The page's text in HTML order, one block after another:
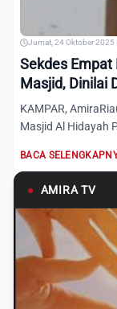
Jumat, 24 Oktober 2025
Sekdes Empat
Masjid, Dinilai
KAMPAR,
Masjid Al Hidayah
BACA
● AMIRA TV